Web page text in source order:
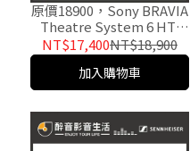
原價18900，Sony BRAVIA
Theatre System 6 HT-
S60 5.1 聲道家庭劇院系統.
公司貨
NT$17,400NT$18,900
加入購物車